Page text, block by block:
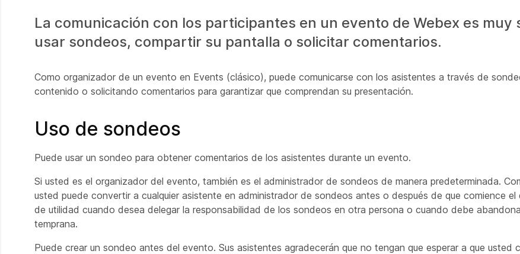
La comunicación con los participantes en un evento de Webex es muy
usar sondeos, compartir su pantalla o solicitar comentarios.
Como organizador de un evento en Events (clásico), puede comunicarse con los asistentes a través de
contenido o solicitando comentarios para garantizar que comprendan su presentación.
Uso de sondeos
Puede usar un sondeo para obtener comentarios de los asistentes durante un evento.
Si usted es el organizador del evento, también es el administrador de sondeos de manera predeterminada.
usted puede convertir a cualquier asistente en administrador de sondeos antes o después de que comience
de utilidad cuando desea delegar la responsabilidad de los sondeos en otra persona o cuando debe
temprana.
Puede crear un sondeo antes del evento. Sus asistentes agradecerán que no tengan que esperar a que usted